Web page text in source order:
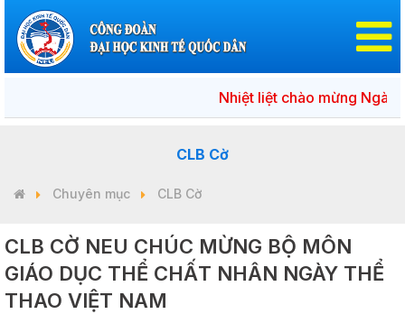
Nhiệt liệt chào mừng Ngày
CLB Cờ
Chuyên mục CLB Cờ
CLB CỜ NEU CHÚC MỪNG BỘ MÔN
GIÁO DỤC THỂ CHẤT NHÂN NGÀY THỂ
THAO VIỆT NAM